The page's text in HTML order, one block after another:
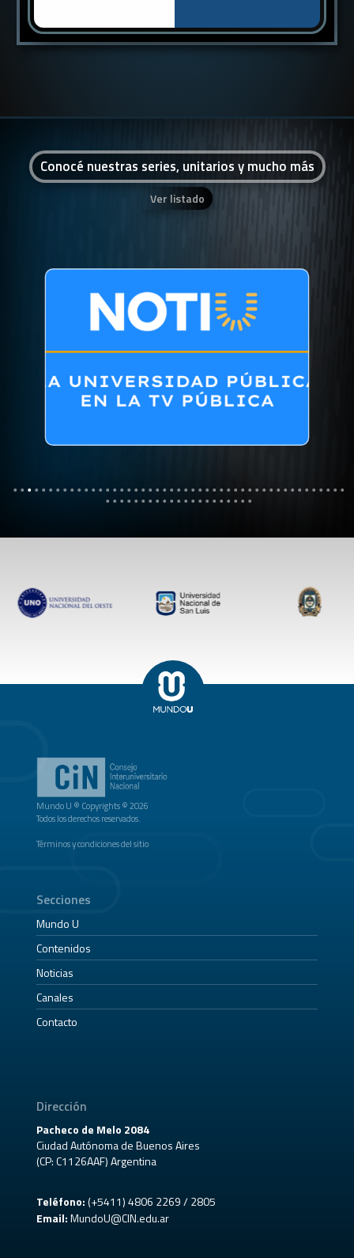
Conocé nuestras series, unitarios y mucho más
Ver listado
Mundo U ® Copyrights © 2026
Todos los derechos reservados.
Términos y condiciones del sitio
Secciones
Mundo U
Contenidos
Noticias
Canales
Contacto
Dirección
Pacheco de Melo 2084
Ciudad Autónoma de Buenos Aires
(CP: C1126AAF) Argentina
Teléfono:(+5411) 4806 2269 / 2805
Email: MundoU@CIN.edu.ar